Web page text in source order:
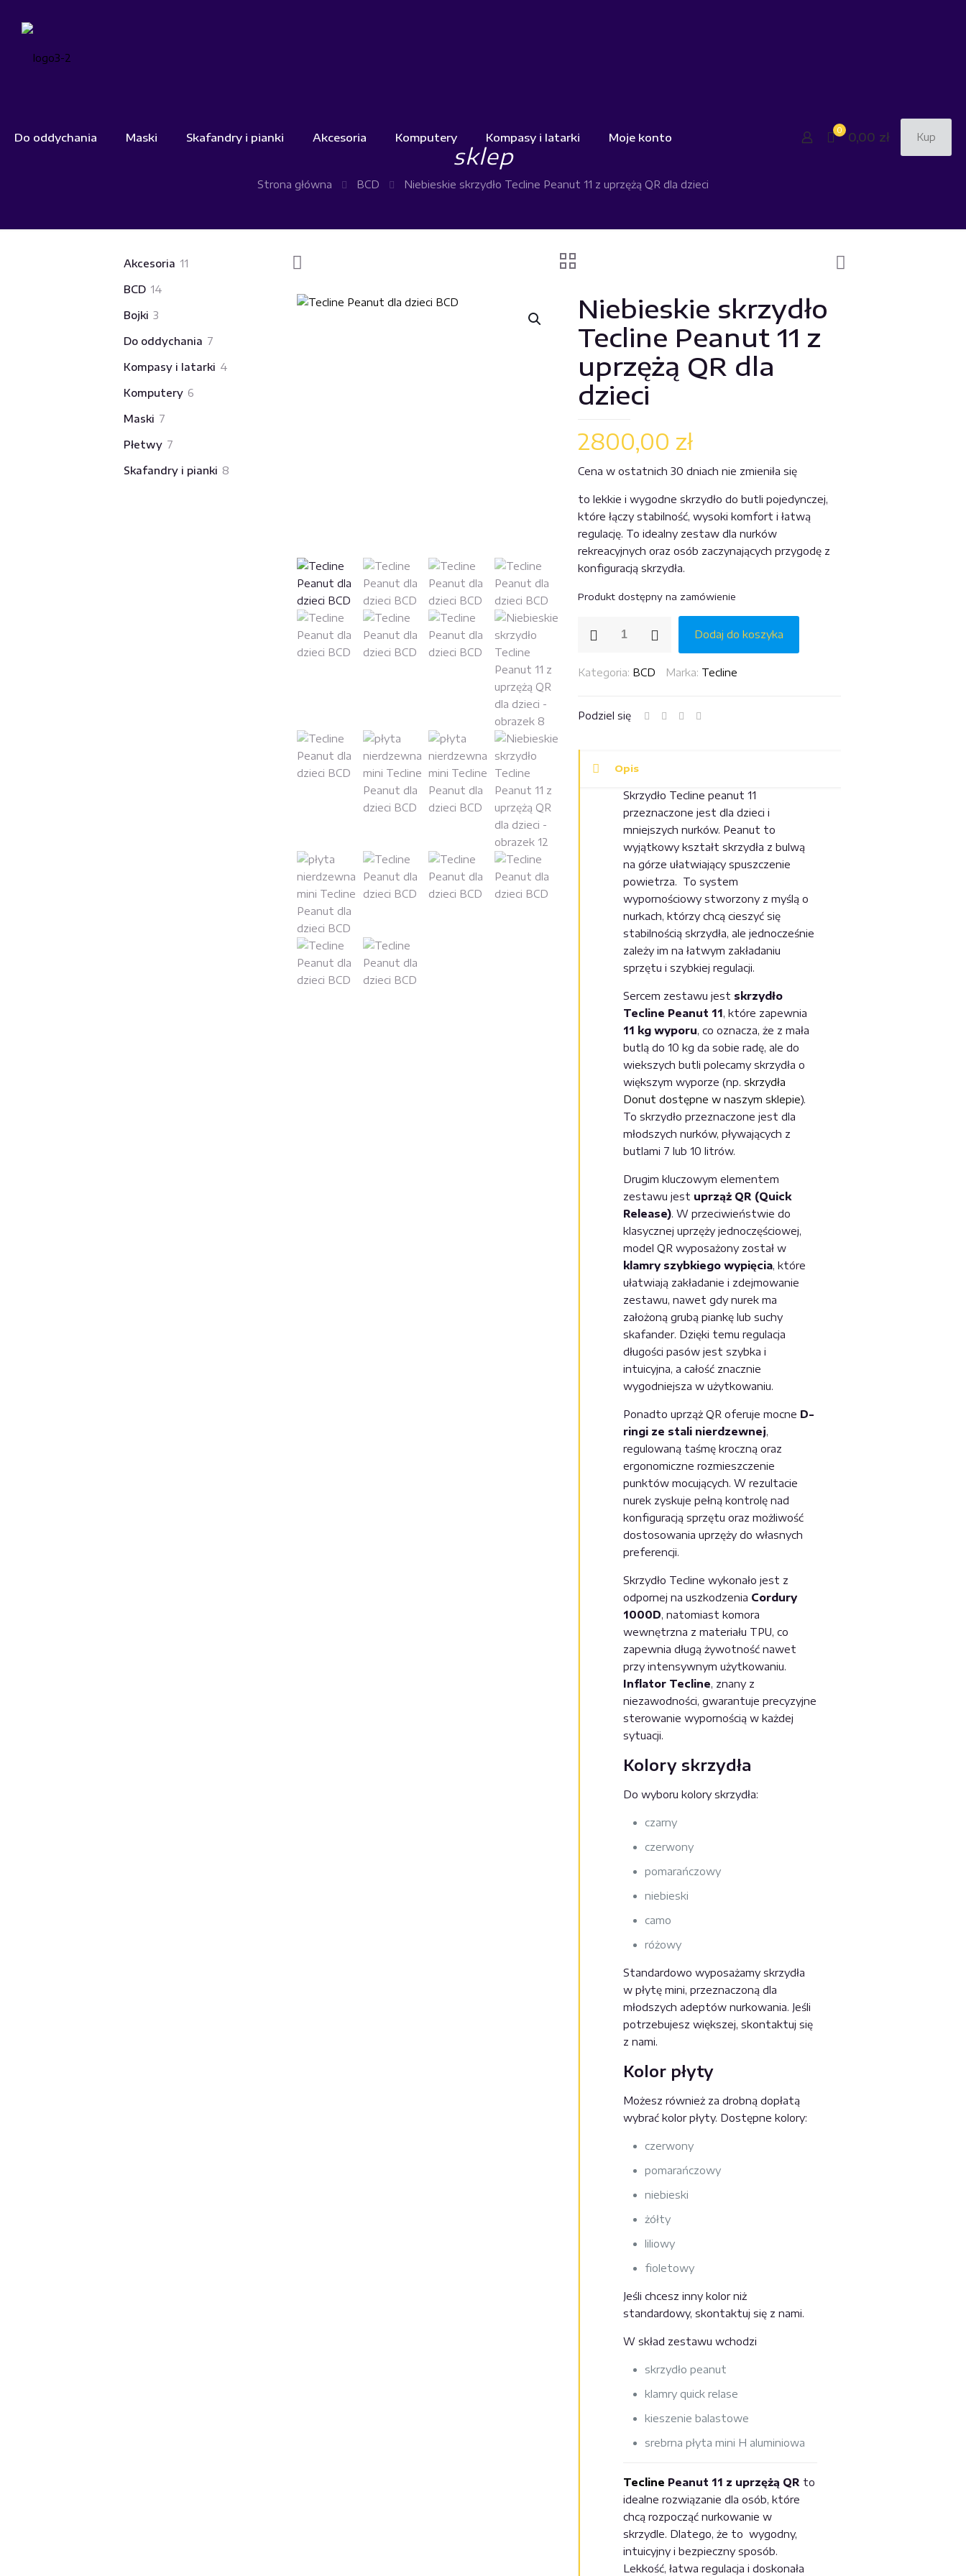
Do oddychania Maski Skafandry i pianki Akcesoria Komputery Kompasy i latarki Moje konto
0
0,00 zł Kup
sklep
Strona główna BCD Niebieskie skrzydło Tecline Peanut 11 z uprzężą QR dla dzieci
Niebieskie skrzydło
Tecline Peanut 11 z
uprzężą QR dla
dzieci
2800,00 zł
Cena w ostatnich 30 dniach nie zmieniła się
to lekkie i wygodne skrzydło do butli pojedynczej,
które łączy stabilność, wysoki komfort i łatwą
regulację. To idealny zestaw dla nurków
rekreacyjnych oraz osób zaczynających przygodę z
konfiguracją skrzydła.
Produkt dostępny na zamówienie
Niebieskie
Tecline
11
Dodaj do koszyka
Kategoria: BCD Marka: Tecline
Podziel się
Opis
Skrzydło Tecline peanut 11
przeznaczone jest dla dzieci i
mniejszych nurków. Peanut to
wyjątkowy kształt skrzydła z bulwą
na górze ułatwiający spuszczenie
powietrza. To system
wypornościowy stworzony z myślą o
nurkach, którzy chcą cieszyć się
stabilnością skrzydła, ale jednocześnie
zależy im na łatwym zakładaniu
sprzętu i szybkiej regulacji.
Sercem zestawu jest skrzydło
Tecline Peanut 11, które zapewnia
11 kg wyporu, co oznacza, że z mała
butlą do 10 kg da sobie radę, ale do
wiekszych butli polecamy skrzydła o
większym wyporze (np.skrzydła
Donut dostępne w naszym sklepie).
To skrzydło przeznaczone jest dla
młodszych nurków, pływających z
butlami 7 lub 10 litrów.
Drugim kluczowym elementem
zestawu jest uprząż QR (Quick
Release). W przeciwieństwie do
klasycznej uprzęży jednoczęściowej,
model QR wyposażony został w
klamry szybkiego wypięcia, które
ułatwiają zakładanie i zdejmowanie
zestawu, nawet gdy nurek ma
założoną grubą piankę lub suchy
skafander. Dzięki temu regulacja
długości pasów jest szybka i
intuicyjna, a całość znacznie
wygodniejsza w użytkowaniu.
Ponadto uprząż QR oferuje mocne D-
ringi ze stali nierdzewnej,
regulowaną taśmę kroczną oraz
ergonomiczne rozmieszczenie
punktów mocujących. W rezultacie
nurek zyskuje pełną kontrolę nad
konfiguracją sprzętu oraz możliwość
dostosowania uprzęży do własnych
preferencji.
Skrzydło Tecline wykonało jest z
odpornej na uszkodzenia Cordury
1000D, natomiast komora
wewnętrzna z materiału TPU, co
zapewnia długą żywotność nawet
przy intensywnym użytkowaniu.
Inflator Tecline, znany z
niezawodności, gwarantuje precyzyjne
sterowanie wypornością w każdej
sytuacji.
Kolory skrzydła
Do wyboru kolory skrzydła:
czarny
czerwony
pomarańczowy
niebieski
camo
różowy
Standardowo wyposażamy skrzydła
w płytę mini, przeznaczoną dla
młodszych adeptów nurkowania. Jeśli
potrzebujesz większej, skontaktuj się
z nami.
Kolor płyty
Możesz również za drobną dopłatą
wybrać kolor płyty. Dostępne kolory:
czerwony
pomarańczowy
niebieski
żółty
liliowy
fioletowy
Jeśli chcesz inny kolor niż
standardowy, skontaktuj się z nami.
W skład zestawu wchodzi
skrzydło peanut
klamry quick relase
kieszenie balastowe
srebrna płyta mini H aluminiowa
Tecline Peanut 11 z uprzężą QR to
idealne rozwiązanie dla osób, które
chcą rozpocząć nurkowanie w
skrzydle. Dlatego, że to wygodny,
intuicyjny i bezpieczny sposób.
Lekkość, łatwa regulacja i doskonała
Akcesoria 11
BCD 14
Bojki 3
Do oddychania 7
Kompasy i latarki 4
Komputery 6
Maski 7
Płetwy 7
Skafandry i pianki 8